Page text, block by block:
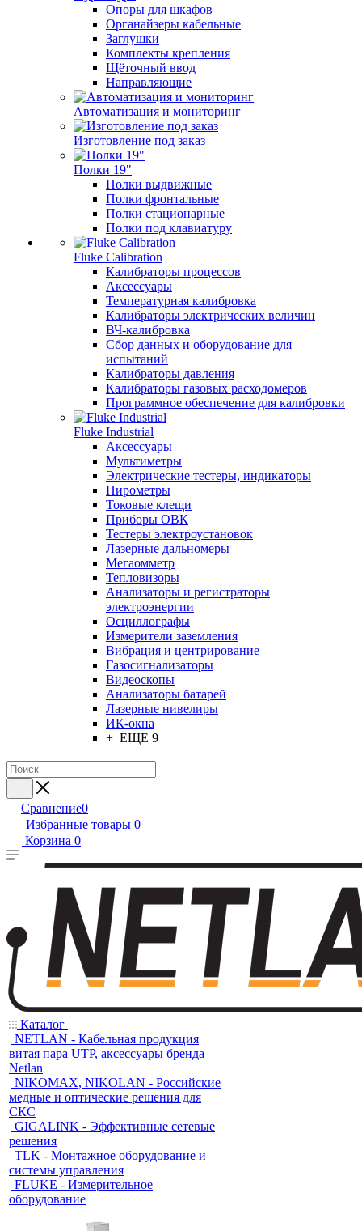
Опоры для шкафов
Органайзеры кабельные
Заглушки
Комплекты крепления
Щёточный ввод
Направляющие
Автоматизация и мониторинг
Изготовление под заказ
Полки 19"
Полки выдвижные
Полки фронтальные
Полки стационарные
Полки под клавиатуру
Fluke Calibration
Калибраторы процессов
Аксессуары
Температурная калибровка
Калибраторы электрических величин
ВЧ-калибровка
Сбор данных и оборудование для
испытаний
Калибраторы давления
Калибраторы газовых расходомеров
Программное обеспечение для калибровки
Fluke Industrial
Аксессуары
Мультиметры
Электрические тестеры, индикаторы
Пирометры
Токовые клещи
Приборы ОВК
Тестеры электроустановок
Лазерные дальномеры
Мегаомметр
Тепловизоры
Анализаторы и регистраторы
электроэнергии
Осциллографы
Измерители заземления
Вибрация и центрирование
Газосигнализаторы
Видеоскопы
Анализаторы батарей
Лазерные нивелиры
ИК-окна
+ ЕЩЕ 9
Сравнение0
Избранные товары 0
Корзина 0
Каталог
NETLAN - Кабельная продукция
витая пара UTP, аксессуары бренда
Netlan
NIKOMAX, NIKOLAN - Российские
медные и оптические решения для
СКС
GIGALINK - Эффективные сетевые
решения
TLK - Монтажное оборудование и
системы управления
FLUKE - Измерительное
оборудование